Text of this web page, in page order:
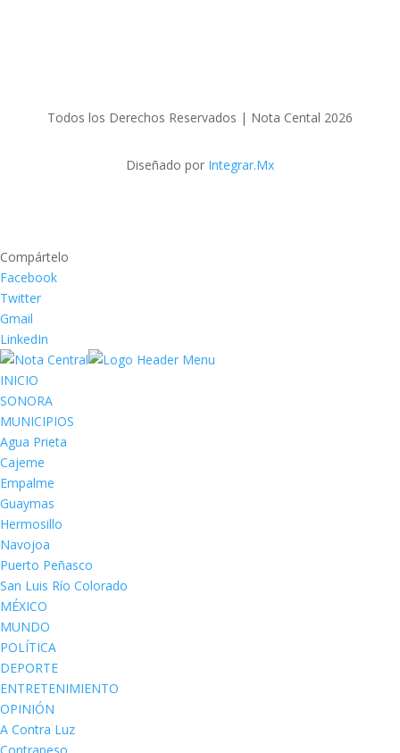
Todos los Derechos Reservados | Nota Cental 2026
Diseñado por Integrar.Mx
Compártelo
Facebook
Twitter
Gmail
LinkedIn
INICIO
SONORA
MUNICIPIOS
Agua Prieta
Cajeme
Empalme
Guaymas
Hermosillo
Navojoa
Puerto Peñasco
San Luis Río Colorado
MÉXICO
MUNDO
POLÍTICA
DEPORTE
ENTRETENIMIENTO
OPINIÓN
A Contra Luz